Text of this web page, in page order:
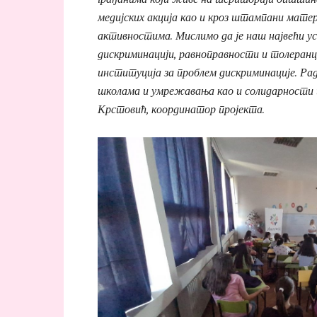
медијских акција као и кроз штампани
активностима. Мислимо да је наш највећи
дискриминацији, равноправности и
институција за проблем дискриминације.
школама и умрежавања као и солидарности
Крстовић, координатор пројекта.